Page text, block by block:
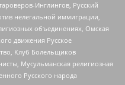
Инглингов, Русский
нелегальной иммиграции,
объединениях, Омская
движения Русское
Клуб Болельщиков
Мусульманская религиозная
Русского народа